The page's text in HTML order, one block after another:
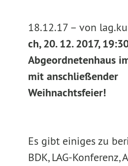
18.12.17 – von
ch, 20. 12. 2017,
Abgeordnetenhaus
mit anschließender
Weihnachtsfeier!
Es gibt einiges zu
BDK, LAG-Konferenz,